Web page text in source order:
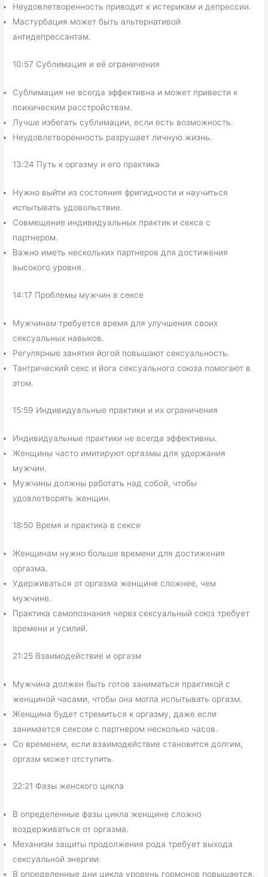
Неудовлетворенность приводит к истерикам и депрессии.
Мастурбация может быть альтернативой
антидепрессантам.
10:57 Сублимация и её ограничения
Сублимация не всегда эффективна и может привести к
психическим расстройствам.
Лучше избегать сублимации, если есть возможность.
Неудовлетворенность разрушает личную жизнь.
13:24 Путь к оргазму и его практика
Нужно выйти из состояния фригидности и научиться
испытывать удовольствие.
Совмещение индивидуальных практик и секса с
партнером.
Важно иметь нескольких партнеров для достижения
высокого уровня.
14:17 Проблемы мужчин в сексе
Мужчинам требуется время для улучшения своих
сексуальных навыков.
Регулярные занятия йогой повышают сексуальность.
Тантрический секс и йога сексуального союза помогают в
этом.
15:59 Индивидуальные практики и их ограничения
Индивидуальные практики не всегда эффективны.
Женщины часто имитируют оргазмы для удержания
мужчин.
Мужчины должны работать над собой, чтобы
удовлетворять женщин.
18:50 Время и практика в сексе
Женщинам нужно больше времени для достижения
оргазма.
Удерживаться от оргазма женщине сложнее, чем
мужчине.
Практика самопознания через сексуальный союз требует
времени и усилий.
21:25 Взаимодействие и оргазм
Мужчина должен быть готов заниматься практикой с
женщиной часами, чтобы она могла испытывать оргазм.
Женщина будет стремиться к оргазму, даже если
занимается сексом с партнером несколько часов.
Со временем, если взаимодействие становится долгим,
оргазм может отступить.
22:21 Фазы женского цикла
В определенные фазы цикла женщине сложно
воздерживаться от оргазма.
Механизм защиты продолжения рода требует выхода
сексуальной энергии.
В определенные дни цикла уровень гормонов повышается,